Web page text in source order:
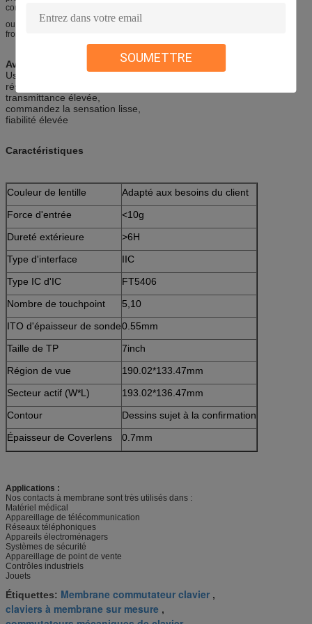
SOUMETTRE
conception intérieure, photo
ou le texte sur le matériel publicitaire transparent rétro-éclairé, lumière
froide d'EL est les meilleurs matériaux légers
Avantage compétitif :
Usage dur,
résistance à la corrosion,
transmittance élevée,
commandez la sensation lisse,
fiabilité élevée
Caractéristiques
Couleur de lentille
Adapté aux besoins du client
Force d'entrée
<10g
Dureté extérieure
>6H
Type d'interface
IIC
Type IC d'IC
FT5406
Nombre de touchpoint
5,10
ITO d'épaisseur de sonde0.55mm
Taille de TP
7inch
Région de vue
190.02*133.47mm
Secteur actif (W*L)
193.02*136.47mm
Contour
Dessins sujet à la confirmation
Épaisseur de Coverlens
0.7mm
Applications :
Nos contacts à membrane sont très utilisés dans :
Matériel médical
Appareillage de télécommunication
Réseaux téléphoniques
Appareils électroménagers
Systèmes de sécurité
Appareillage de point de vente
Contrôles industriels
Jouets
Étiquettes: Membrane commutateur clavier ,
claviers à membrane sur mesure ,